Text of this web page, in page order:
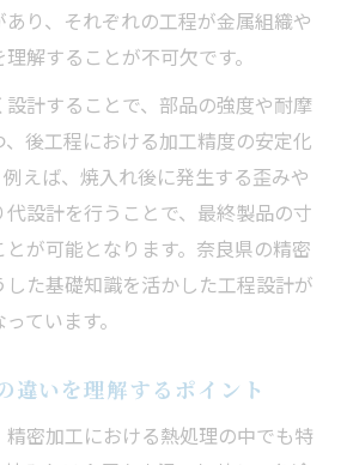
あり、それぞれの工程が金属組織や
解することが不可欠です。
計することで、部品の強度や耐摩
後工程における加工精度の安定化
えば、焼入れ後に発生する歪みや
設計を行うことで、最終製品の寸
が可能となります。奈良県の精密
た基礎知識を活かした工程設計が
ています。
違いを理解するポイント
密加工における熱処理の中でも特